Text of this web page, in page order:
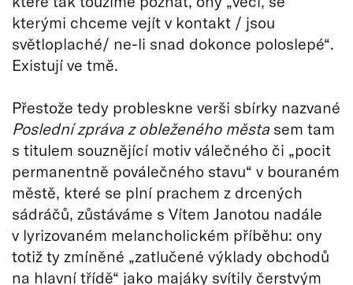
kterými chceme vejít v kontakt / jsou
světloplaché/ ne-li snad dokonce poloslepé“.
Existují ve tmě.
Přestože tedy probleskne verši sbírky nazvané
Poslední zpráva z obleženého města sem tam
s titulem souznějící motiv válečného či „pocit
permanentně poválečného stavu“ v bouraném
městě, které se plní prachem z drcených
sádráčů, zůstáváme s Vítem Janotou nadále
v lyrizovaném melancholickém příběhu: ony
totiž ty zmíněné „zatlučené výklady obchodů
na hlavní třídě“ jako majáky svítily čerstvým